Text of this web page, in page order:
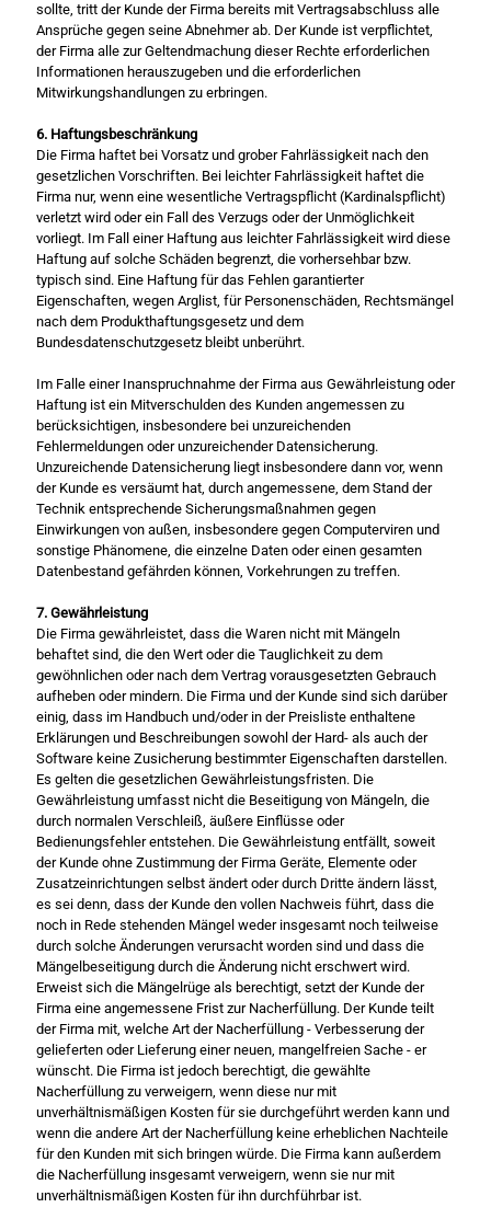
sollte, tritt der Kunde der Firma bereits mit Vertragsabschluss alle
Ansprüche gegen seine Abnehmer ab. Der Kunde ist verpflichtet,
der Firma alle zur Geltendmachung dieser Rechte erforderlichen
Informationen herauszugeben und die erforderlichen
Mitwirkungshandlungen zu erbringen.
6. Haftungsbeschränkung
Die Firma haftet bei Vorsatz und grober Fahrlässigkeit nach den
gesetzlichen Vorschriften. Bei leichter Fahrlässigkeit haftet die
Firma nur, wenn eine wesentliche Vertragspflicht (Kardinalspflicht)
verletzt wird oder ein Fall des Verzugs oder der Unmöglichkeit
vorliegt. Im Fall einer Haftung aus leichter Fahrlässigkeit wird diese
Haftung auf solche Schäden begrenzt, die vorhersehbar bzw.
typisch sind. Eine Haftung für das Fehlen garantierter
Eigenschaften, wegen Arglist, für Personenschäden, Rechtsmängel
nach dem Produkthaftungsgesetz und dem
Bundesdatenschutzgesetz bleibt unberührt.
Im Falle einer Inanspruchnahme der Firma aus Gewährleistung oder
Haftung ist ein Mitverschulden des Kunden angemessen zu
berücksichtigen, insbesondere bei unzureichenden
Fehlermeldungen oder unzureichender Datensicherung.
Unzureichende Datensicherung liegt insbesondere dann vor, wenn
der Kunde es versäumt hat, durch angemessene, dem Stand der
Technik entsprechende Sicherungsmaßnahmen gegen
Einwirkungen von außen, insbesondere gegen Computerviren und
sonstige Phänomene, die einzelne Daten oder einen gesamten
Datenbestand gefährden können, Vorkehrungen zu treffen.
7. Gewährleistung
Die Firma gewährleistet, dass die Waren nicht mit Mängeln
behaftet sind, die den Wert oder die Tauglichkeit zu dem
gewöhnlichen oder nach dem Vertrag vorausgesetzten Gebrauch
aufheben oder mindern. Die Firma und der Kunde sind sich darüber
einig, dass im Handbuch und/oder in der Preisliste enthaltene
Erklärungen und Beschreibungen sowohl der Hard- als auch der
Software keine Zusicherung bestimmter Eigenschaften darstellen.
Es gelten die gesetzlichen Gewährleistungsfristen. Die
Gewährleistung umfasst nicht die Beseitigung von Mängeln, die
durch normalen Verschleiß, äußere Einflüsse oder
Bedienungsfehler entstehen. Die Gewährleistung entfällt, soweit
der Kunde ohne Zustimmung der Firma Geräte, Elemente oder
Zusatzeinrichtungen selbst ändert oder durch Dritte ändern lässt,
es sei denn, dass der Kunde den vollen Nachweis führt, dass die
noch in Rede stehenden Mängel weder insgesamt noch teilweise
durch solche Änderungen verursacht worden sind und dass die
Mängelbeseitigung durch die Änderung nicht erschwert wird.
Erweist sich die Mängelrüge als berechtigt, setzt der Kunde der
Firma eine angemessene Frist zur Nacherfüllung. Der Kunde teilt
der Firma mit, welche Art der Nacherfüllung - Verbesserung der
gelieferten oder Lieferung einer neuen, mangelfreien Sache - er
wünscht. Die Firma ist jedoch berechtigt, die gewählte
Nacherfüllung zu verweigern, wenn diese nur mit
unverhältnismäßigen Kosten für sie durchgeführt werden kann und
wenn die andere Art der Nacherfüllung keine erheblichen Nachteile
für den Kunden mit sich bringen würde. Die Firma kann außerdem
die Nacherfüllung insgesamt verweigern, wenn sie nur mit
unverhältnismäßigen Kosten für ihn durchführbar ist.